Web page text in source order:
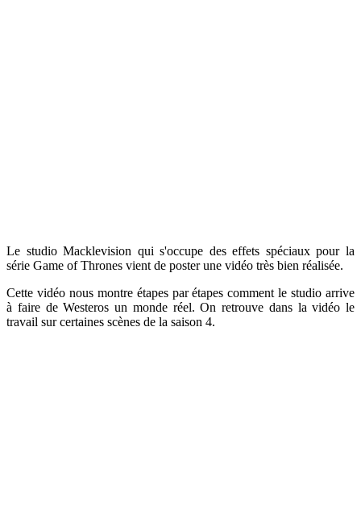
Le studio Macklevision qui s'occupe des effets spéciaux pour la
série Game of Thrones vient de poster une vidéo très bien réalisée.
Cette vidéo nous montre étapes par étapes comment le studio arrive
à faire de Westeros un monde réel. On retrouve dans la vidéo le
travail sur certaines scènes de la saison 4.